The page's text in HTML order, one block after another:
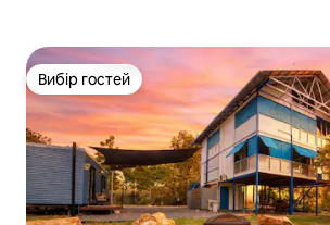
Вибір гостей
Вибір гостей